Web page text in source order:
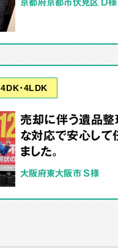
4DK･4LDK
売却に伴う遺品整
な対応で安心して
ました。
大阪府東大阪市 S様